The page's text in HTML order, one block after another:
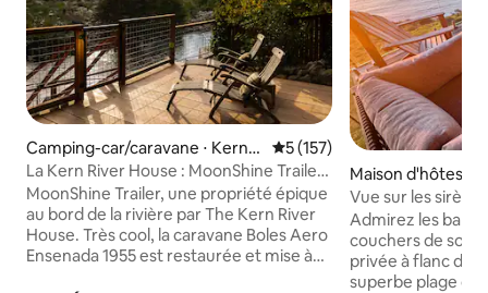
Camping-car/caravane ⋅ Kernvil
le
Évaluation moyenne sur la
5 (157)
La Kern River House : MoonShine Trailer
Waterfront
MoonShine Trailer, une propriété épique
au bord de la rivière par The Kern River
House. Très cool, la caravane Boles Aero
Ensenada 1955 est restaurée et mise à
Maison d'hôtes ⋅
n
Vue sur les
Magnifique Animaux de compagnie
acceptés
Admirez les
couchers de
privée à flanc de
superbe plage de